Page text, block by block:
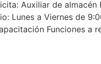
Auxiliar de
Lunes a Viernes de
Funciones a